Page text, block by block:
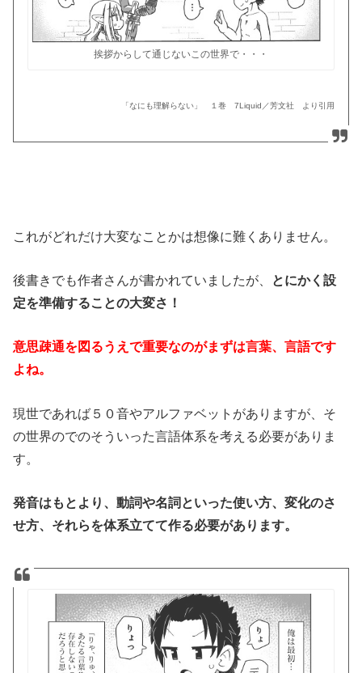
挨拶からして通じないこの世界で・・・
「なにも理解らない」 １巻 7Liquid／芳文社 より引用
これがどれだけ大変なことかは想像に難くありません。
後書きでも作者さんが書かれていましたが、 とにかく設
定を準備することの大変さ！
意思疎通を図るうえで重要なのがまずは言葉、言語です
よね。
現世であれば５０音やアルファベットがありますが、そ
の世界のでのそういった言語体系を考える必要がありま
す。
発音はもとより、動詞や名詞といった使い方、変化のさ
せ方、それらを体系立てて作る必要があります。